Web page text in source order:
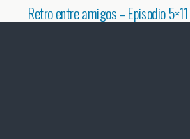
Retro entre amigos – Episodio 5×11